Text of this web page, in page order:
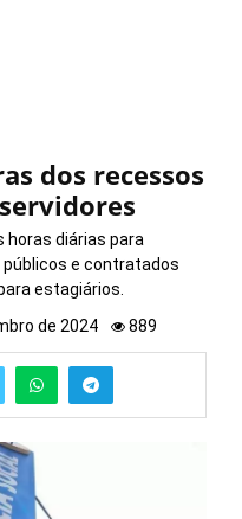
dos recessos
horas diárias para
e contratados
estagiários.
de 2024 889